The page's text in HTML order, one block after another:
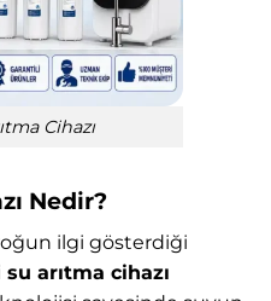
Cihazı
Nedir?
ilgi gösterdiği
arıtma cihazı